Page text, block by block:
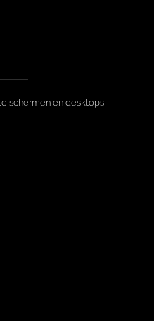
schermen en desktops